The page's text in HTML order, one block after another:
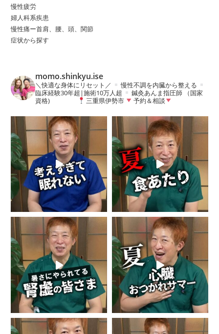
慢性疲労
婦人科系疾患
慢性痛ー首肩、腰、頭、関節
症状から探す
momo.shinkyu.ise
＼快適な身体にリセット／
慢性不調を内臓から整える
臨床経験30年超|施術10万人超
鍼灸あんま指圧師 （国家
資格)
三重県伊勢市 予約＆相談